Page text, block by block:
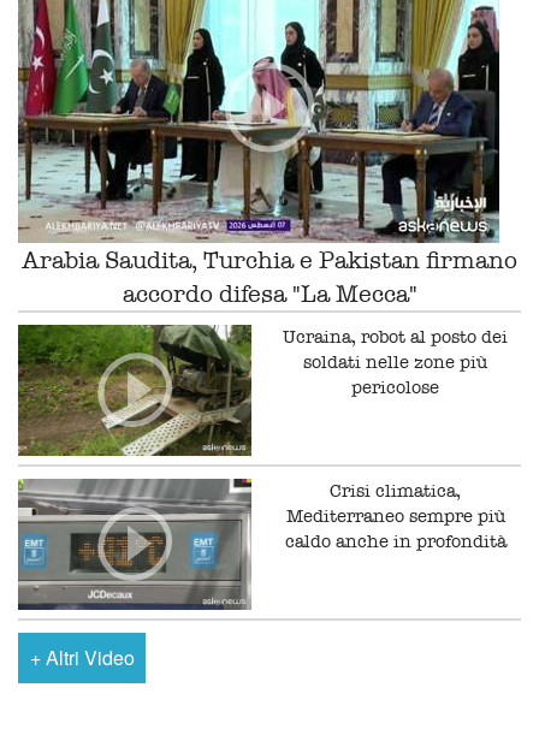
Arabia Saudita, Turchia e Pakistan firmano
accordo difesa "La Mecca"
Ucraina, robot al posto dei
soldati nelle zone più
pericolose
Crisi climatica,
Mediterraneo sempre più
caldo anche in profondità
+Altri Video